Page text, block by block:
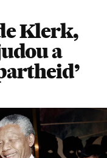
Klerk,
a